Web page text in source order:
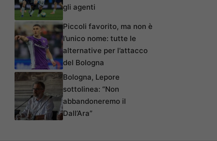
gli agenti
Piccoli favorito, ma non è
l’unico nome: tutte le
alternative per l’attacco
del Bologna
Bologna, Lepore
sottolinea: “Non
abbandoneremo il
Dall’Ara”